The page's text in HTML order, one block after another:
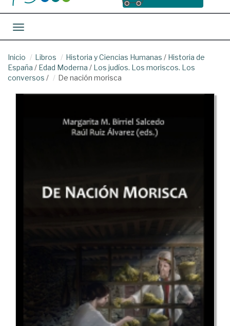
Toggle navigation
Inicio Libros Historia y Ciencias Humanas / Historia de
España / Edad Moderna / Los judíos. Los moriscos. Los
conversos / De nación morisca